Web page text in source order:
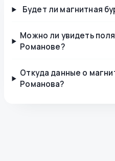
Будет ли магнитная
Можно ли увидеть
Романове?
Откуда данные о
Романова?